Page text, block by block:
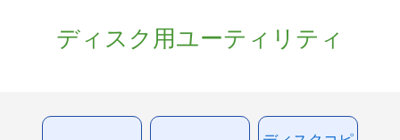
ディスク用ユーティリティ